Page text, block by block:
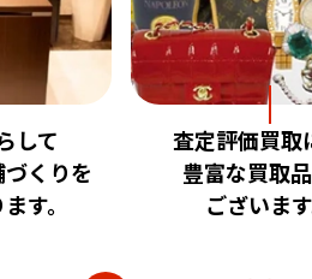
よる
目が
。
お客様
ご納得いただけ
心がけており